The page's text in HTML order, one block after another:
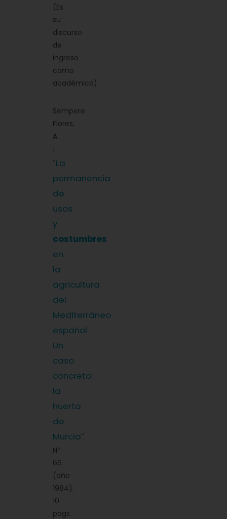
(Es
su
discurso
de
ingreso
como
académico).
Sempere
Flores,
A.
:
''La
permanencia
de
usos
y
costumbres
en
la
agricultura
del
Mediterráneo
español.
Un
caso
concreto:
la
huerta
de
Murcia''.
Nº
66
(año
1984).
10
pags.